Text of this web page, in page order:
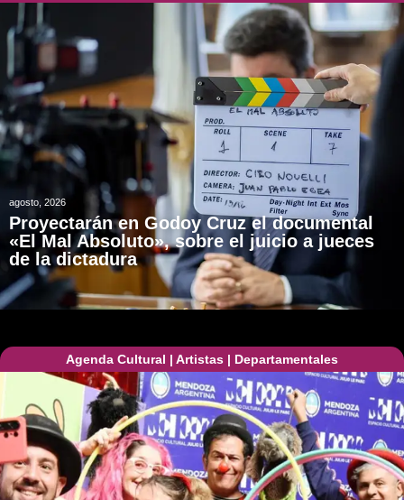
agosto, 2026
Proyectarán en Godoy Cruz el documental
«El Mal Absoluto», sobre el juicio a jueces
de la dictadura
Agenda Cultural | Artistas | Departamentales